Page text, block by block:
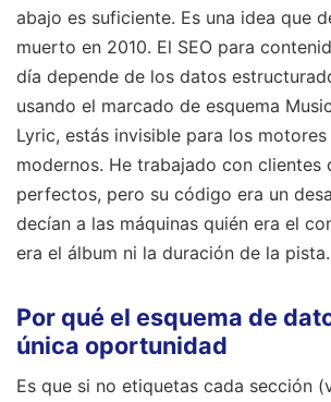
abajo es suficiente. Es una idea que
muerto en 2010. El SEO para
día depende de los datos
usando el marcado de esquema
Lyric, estás invisible para los
modernos. He trabajado con clientes
perfectos, pero su código era un
decían a las máquinas quién era el
era el álbum ni la duración de la pista.
Por qué el esquema de
única oportunidad
Es que si no etiquetas cada sección